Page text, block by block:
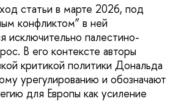
статьи в марте 2026, под
конфликтом” в ней
исключительно палестино-
В его контексте авторы
критикой политики Дональда
урегулированию и обозначают
для Европы как усиление